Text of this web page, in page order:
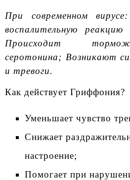
При современном
воспалительную реакцию
Происходит
серотонина; Возникают
и тревоги.
Как действует Гриффония?
Уменьшает чувство
Снижает
настроение;
Помогает при